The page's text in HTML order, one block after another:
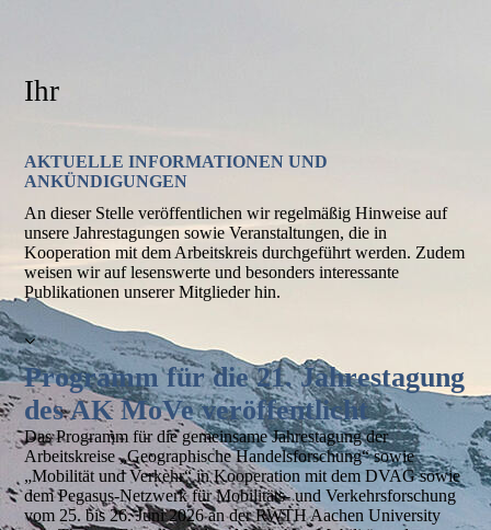
Ihr
AKTUELLE INFORMATIONEN UND
ANKÜNDIGUNGEN
An dieser Stelle veröffentlichen wir regelmäßig Hinweise auf
unsere Jahrestagungen sowie Veranstaltungen, die in
Kooperation mit dem Arbeitskreis durchgeführt werden. Zudem
weisen wir auf lesenswerte und besonders interessante
Publikationen unserer Mitglieder hin.
Programm für die 21. Jahrestagung
des AK MoVe veröffentlicht
Das Programm für die gemeinsame Jahrestagung der
Arbeitskreise „Geographische Handelsforschung“ sowie
„Mobilität und Verkehr“ in Kooperation mit dem DVAG sowie
dem Pegasus-Netzwerk für Mobilitäts- und Verkehrsforschung
vom 25. bis 26. Juni 2026 an der RWTH Aachen University